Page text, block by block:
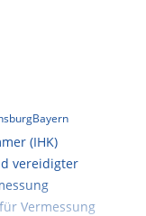
Bayern
(IHK)
vereidigter
Vermessung